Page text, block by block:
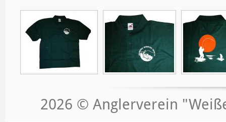
2026 © Anglerverein